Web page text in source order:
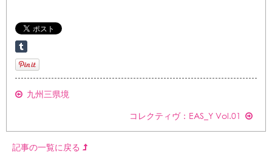
九州三県境
コレクティヴ：EAS_Y Vol.01
記事の一覧に戻る